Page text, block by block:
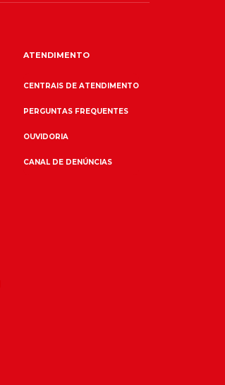
ATENDIMENTO
CENTRAIS DE ATENDIMENTO
PERGUNTAS FREQUENTES
OUVIDORIA
CANAL DE DENÚNCIAS